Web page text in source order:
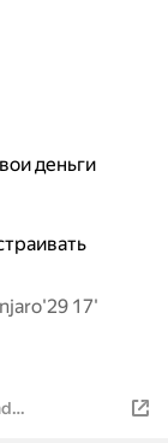
деньги
17'